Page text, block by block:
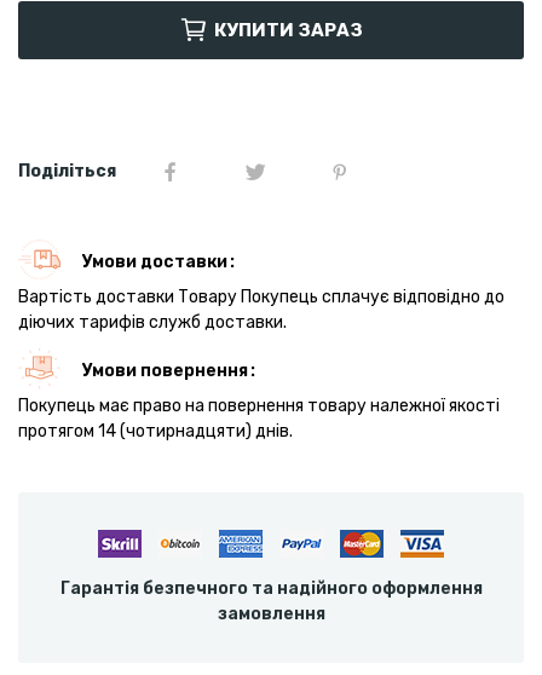
КУПИТИ ЗАРАЗ
Поділіться
Умови доставки
Вартість доставки Товару Покупець сплачує відповідно до
діючих тарифів служб доставки.
Умови повернення
Покупець має право на повернення товару належної якості
протягом 14 (чотирнадцяти) днів.
Гарантія безпечного та надійного оформлення
замовлення